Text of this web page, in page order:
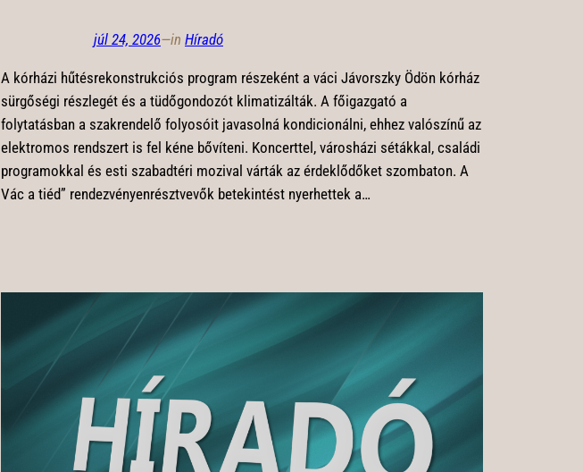
júl 24, 2026—in Híradó
A kórházi hűtésrekonstrukciós program részeként a váci Jávorszky Ödön kórház
sürgőségi részlegét és a tüdőgondozót klimatizálták. A főigazgató a
folytatásban a szakrendelő folyosóit javasolná kondicionálni, ehhez valószínű az
elektromos rendszert is fel kéne bővíteni. Koncerttel, városházi sétákkal, családi
programokkal és esti szabadtéri mozival várták az érdeklődőket szombaton. A
Vác a tiéd” rendezvényenrésztvevők betekintést nyerhettek a…